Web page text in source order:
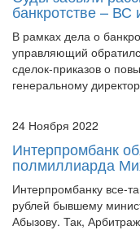
управляющий
сделок-приказов о
генеральному
24 Ноября 2022
полмиллиарда
Интерпромбанку все-
рублей бывшему
Абызову. Так,
кассационную жалобу
которое выступает